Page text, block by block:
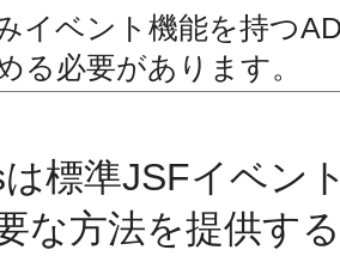
イベント機能を持つ
る必要があります。
標準JSFイベン
な方法を提供す